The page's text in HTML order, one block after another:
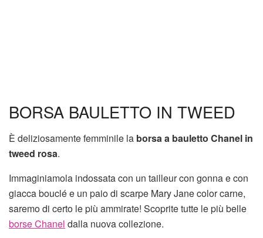
BORSA BAULETTO IN TWEED
È deliziosamente femminile la borsa a bauletto Chanel in
tweed rosa.
Immaginiamola indossata con un tailleur con gonna e con
giacca bouclé e un paio di scarpe Mary Jane color carne,
saremo di certo le più ammirate! Scoprite tutte le più belle
borse Chanel dalla nuova collezione.